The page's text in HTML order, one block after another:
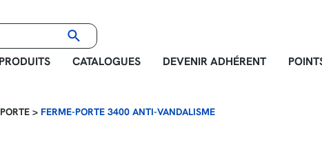
CATALOGUES DEVENIR ADHÉRENT
> FERME-PORTE 3400 ANTI-VANDALISME